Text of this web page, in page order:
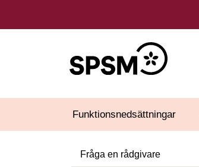
Funktionsnedsättningar
Fråga en rådgivare